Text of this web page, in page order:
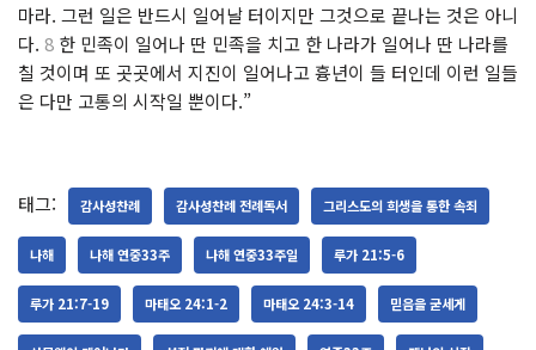
마라. 그런 일은 반드시 일어날 터이지만 그것으로 끝나는 것은 아니
다. 8 한 민족이 일어나 딴 민족을 치고 한 나라가 일어나 딴 나라를
칠 것이며 또 곳곳에서 지진이 일어나고 흉년이 들 터인데 이런 일들
은 다만 고통의 시작일 뿐이다.”
태그: 감사성찬례 감사성찬례 전례독서 그리스도의 희생을 통한 속죄
나해 나해 연중33주 나해 연중33주일 루가 21:5-6
루가 21:7-19 마태오 24:1-2 마태오 24:3-14 믿음을 굳세게